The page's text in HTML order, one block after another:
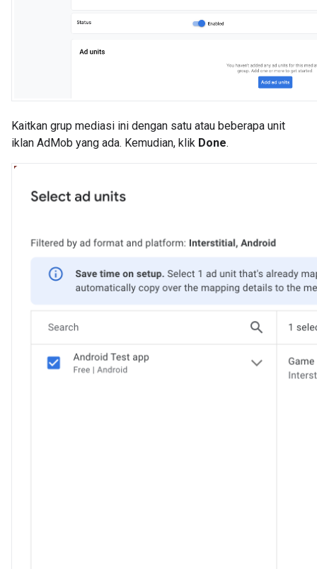
Kaitkan grup mediasi ini dengan satu atau beberapa unit
iklan AdMob yang ada. Kemudian, klik Done.